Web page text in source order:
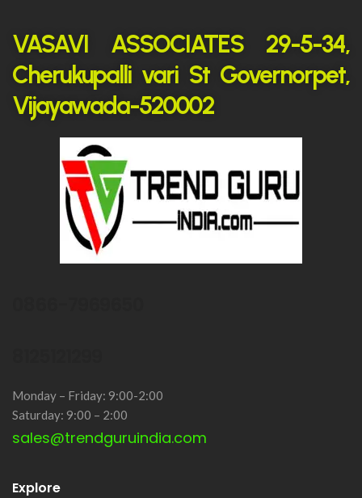
VASAVI ASSOCIATES 29-5-34,
Cherukupalli vari St Governorpet,
Vijayawada-520002
Monday – Friday: 9:00-2:00
Saturday: 9:00 – 2:00
sales@trendguruindia.com
Explore